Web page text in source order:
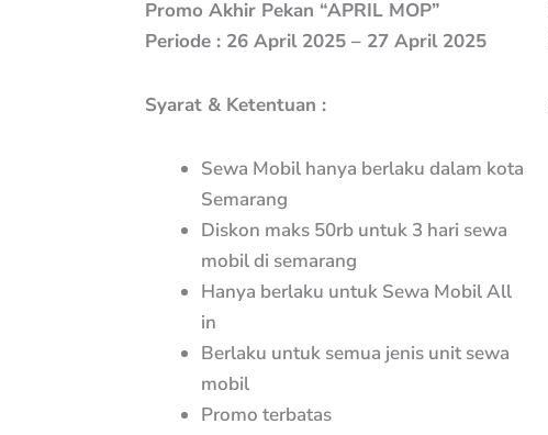
Promo Akhir Pekan “APRIL MOP”
Periode : 26 April 2025 – 27 April 2025
Syarat & Ketentuan :
Sewa Mobil hanya berlaku dalam kota
Semarang
Diskon maks 50rb untuk 3 hari sewa
mobil di semarang
Hanya berlaku untuk Sewa Mobil All
in
Berlaku untuk semua jenis unit sewa
mobil
Promo terbatas